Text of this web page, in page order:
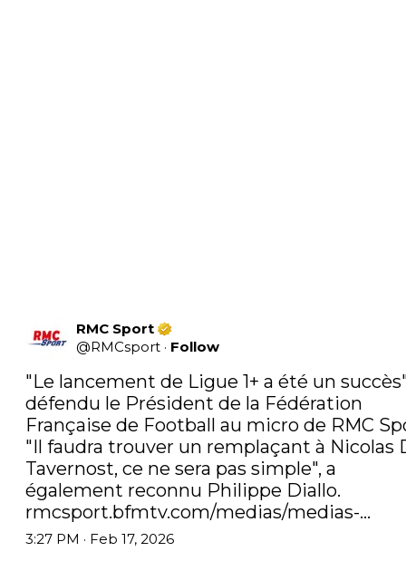
RMC Sport
@RMCsport · Follow
"Le lancement de Ligue 1+ a été un
défendu le Président de la Fédération
Française de Football au micro de RMC
"Il faudra trouver un remplaçant à Nicolas
Tavernost, ce ne sera pas simple", a
rmcsport.bfmtv.com/medias/medias-…
3:27 PM · Feb 17, 2026